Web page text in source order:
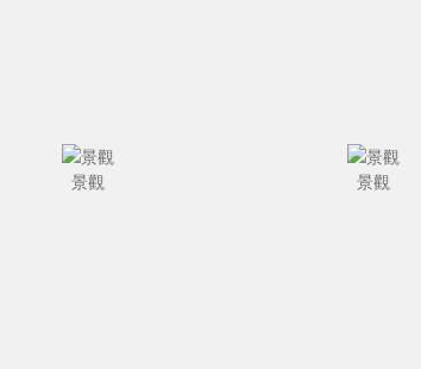
景觀 景觀